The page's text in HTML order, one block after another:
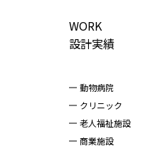
WORK
設計実績
動物病院
クリニック
老人福祉施設
商業施設